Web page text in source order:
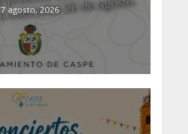
7 agosto, 2026